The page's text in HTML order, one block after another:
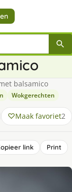
balsamico
Wokgerechten
Maak favoriet2
link Print